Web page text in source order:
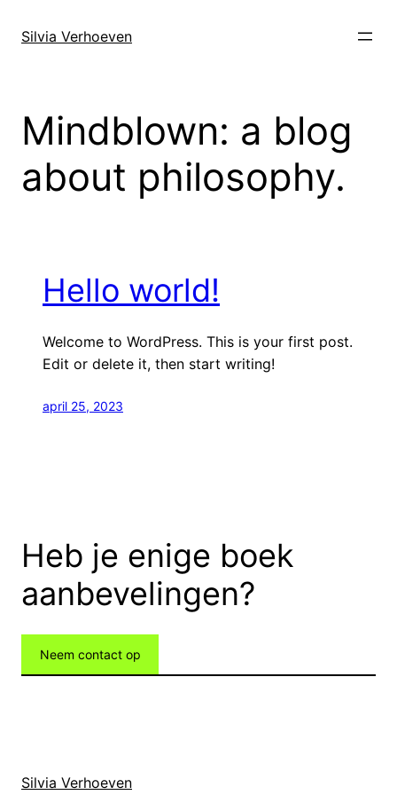
naarSilvia Verhoeven
Mindblown: a blog
about philosophy.
Hello world!
Welcome to WordPress. This is your first post.
Edit or delete it, then start writing!
april 25, 2023
Heb je enige boek
aanbevelingen?
Neem contact op
Silvia Verhoeven